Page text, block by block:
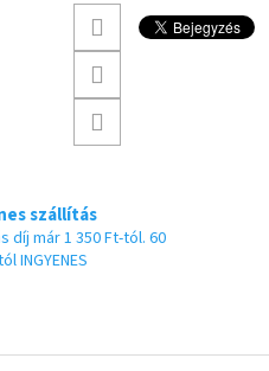
szállítás
díj már 1 350 Ft-tól. 60
INGYENES